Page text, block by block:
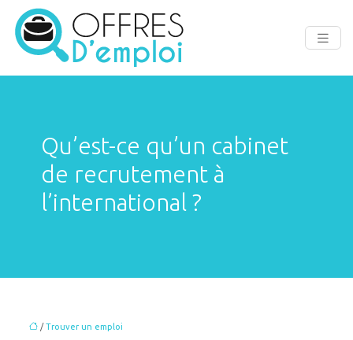
Qu’est-ce qu’un cabinet
de recrutement à
l’international ?
/Trouver un emploi